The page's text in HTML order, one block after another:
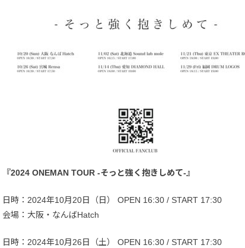
『2024 ONEMAN TOUR -そっと強く抱きしめて-』
日時：2024年10月20日（日） OPEN 16:30 / START 17:30
会場：大阪・なんばHatch
日時：2024年10月26日（土） OPEN 16:30 / START 17:30